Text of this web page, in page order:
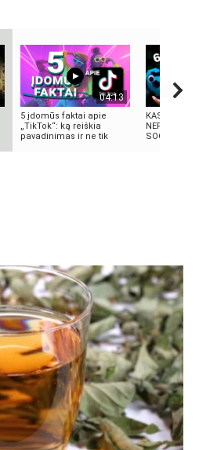
04:13
5 įdomūs faktai apie
„TikTok“: ką reiškia
pavadinimas ir ne tik
KAS TAS
SOCIALINIS